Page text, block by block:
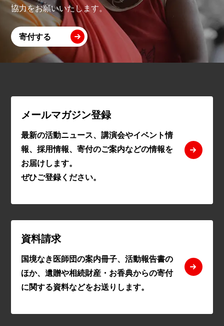
協力をお願いいたします。
寄付する
メールマガジン登録
最新の活動ニュース、講演会やイベント情
報、採用情報、寄付のご案内などの情報を
お届けします。
ぜひご登録ください。
資料請求
国境なき医師団の案内冊子、活動報告書の
ほか、遺贈や相続財産・お香典からの寄付
に関する資料などをお送りします。